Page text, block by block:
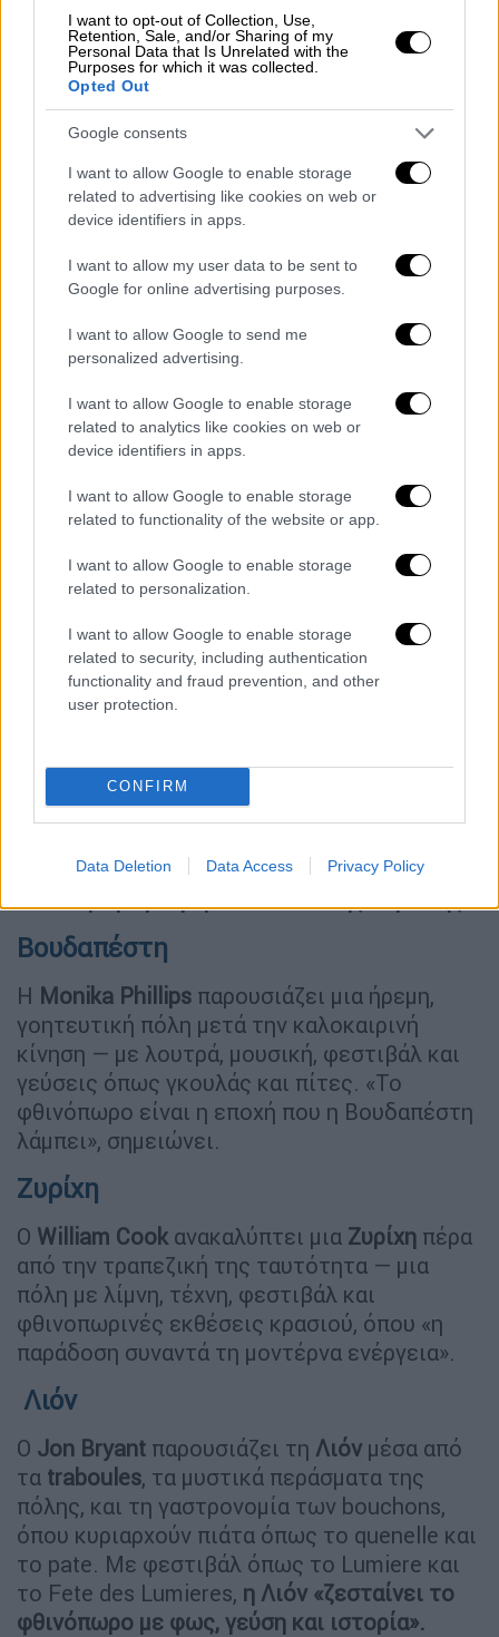
I want to opt-out of Collection, Use,
Retention, Sale, and/or Sharing of my
Personal Data that Is Unrelated with the
Purposes for which it was collected.
Opted Out
Google consents
I want to allow Google to enable storage
related to advertising like cookies on web or
device identifiers in apps.
I want to allow my user data to be sent to
Google for online advertising purposes.
I want to allow Google to send me
personalized advertising.
I want to allow Google to enable storage
related to analytics like cookies on web or
device identifiers in apps.
I want to allow Google to enable storage
related to functionality of the website or app.
I want to allow Google to enable storage
related to personalization.
I want to allow Google to enable storage
related to security, including authentication
functionality and fraud prevention, and other
user protection.
CONFIRM
Data Deletion Data Access Privacy Policy
Αθήνας, ιδανικούς για φθινοπωρινούς
περιπάτους:
«Οι λόφοι των Νυμφών και των Μουσών
προσφέρουν ανάσες φύσης και μαγευτική
θέα στηνΑκρόπολη».
Για τη διαμονή, προτείνει την
Zorbas για τα αρνίσια παϊδάκια και τα roof
garden εστιατόρια όπως το Kuzina και το
βραβευμένο με αστέρι Michelin Macris, όπου
«η Ακρόπολη λάμπει μέσα στη φθινοπωρινή
Παλέρμο
Παλέρμο
, η δημοσιογράφος Liz Boulter
περιγράφει μια πόλη γεμάτη ιστορία και
Ballaro, τα παλιά αραβικά σοκάκια της La
Kalsa και ο Βοτανικός Κήπος
μωσαϊκό φθινοπωρινής ζωής.
Βιέννη
«πόλη του χρυσού φωτός», με κεχριμπαρένια
πάρκα, φθινοπωρινά κρασιά και ζεστές
αμπελώνων, παραμένει η πιο
Βουδαπέστη
Η Monika Phillips παρουσιάζει μια ήρεμη,
γοητευτική πόλη μετά την καλοκαιρινή
κίνηση — με λουτρά, μουσική, φεστιβάλ και
γεύσεις όπως γκουλάς και πίτες. «Το
φθινόπωρο είναι η εποχή που η Βουδαπέστη
λάμπει», σημειώνει.
Ζυρίχη
Ο William Cook ανακαλύπτει μια Ζυρίχη πέρα
από την τραπεζική της ταυτότητα — μια
πόλη με λίμνη, τέχνη, φεστιβάλ και
φθινοπωρινές εκθέσεις κρασιού, όπου «η
παράδοση συναντά τη μοντέρνα ενέργεια».
Λιόν
Ο Jon Bryant παρουσιάζει τη Λιόν μέσα από
τα traboules, τα μυστικά περάσματα της
πόλης, και τη γαστρονομία των bouchons,
όπου κυριαρχούν πιάτα όπως το quenelle και
το pate. Με φεστιβάλ όπως το Lumiere και
το Fete des Lumieres, η Λιόν «ζεσταίνει το
φθινόπωρο με φως, γεύση και ιστορία».